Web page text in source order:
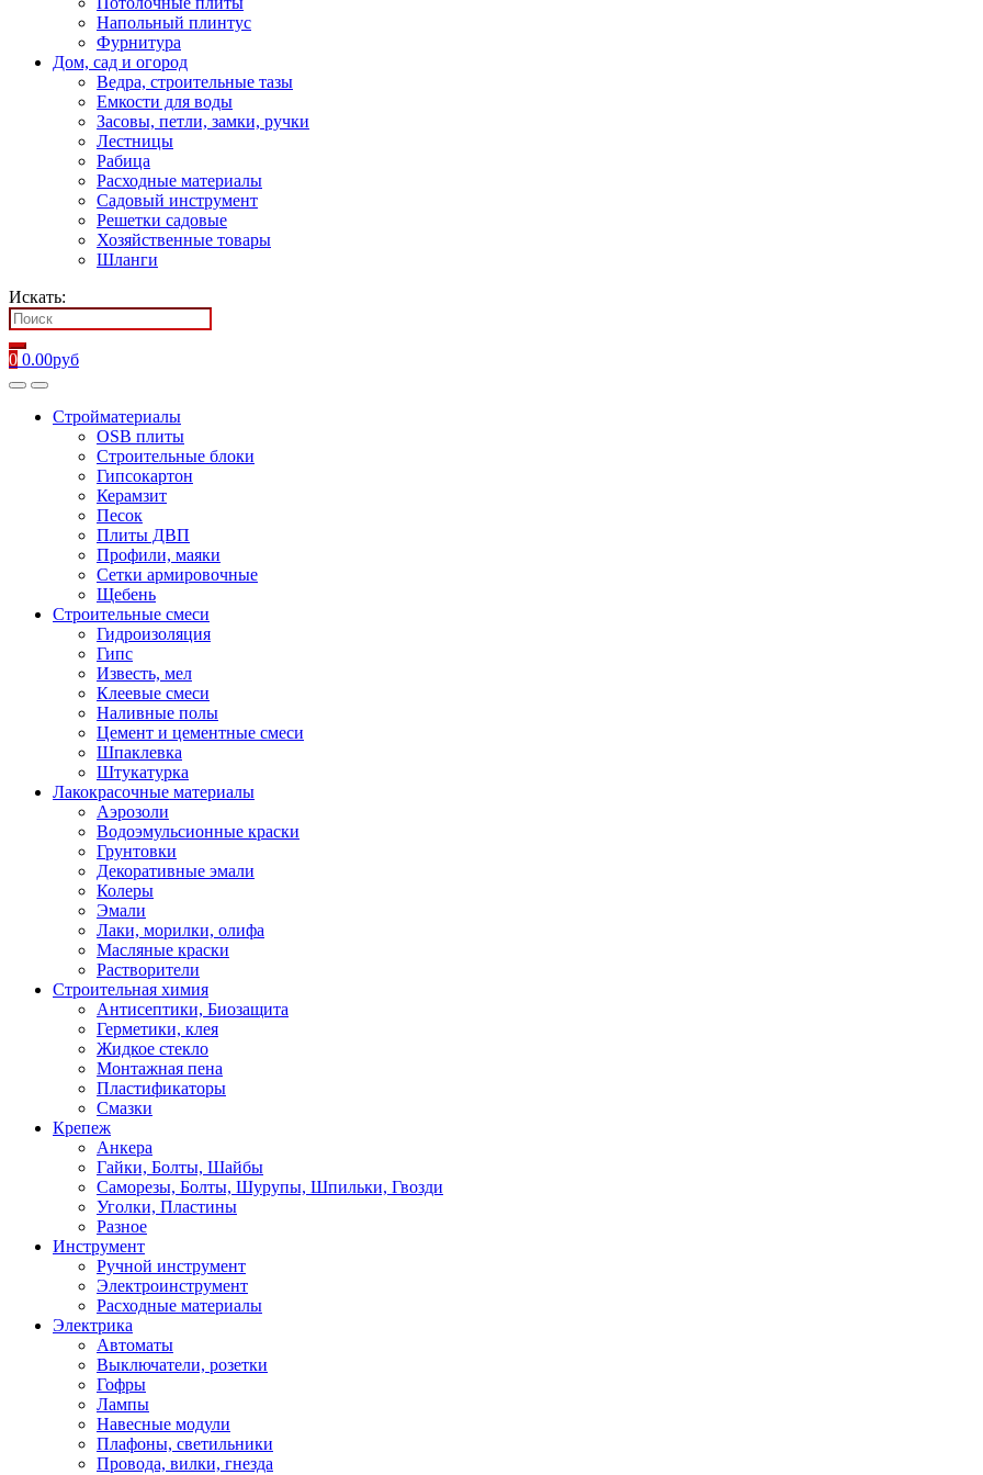
Напольный плинтус
Фурнитура
Дом, сад и огород
Ведра, строительные тазы
Емкости для воды
Засовы, петли, замки, ручки
Лестницы
Рабица
Расходные материалы
Садовый инструмент
Решетки садовые
Хозяйственные товары
Шланги
Искать:
0 0.00руб
Стройматериалы
OSB плиты
Строительные блоки
Гипсокартон
Керамзит
Песок
Плиты ДВП
Профили, маяки
Сетки армировочные
Щебень
Строительные смеси
Гидроизоляция
Гипс
Известь, мел
Клеевые смеси
Наливные полы
Цемент и цементные смеси
Шпаклевка
Штукатурка
Лакокрасочные материалы
Аэрозоли
Водоэмульсионные краски
Грунтовки
Декоративные эмали
Колеры
Эмали
Лаки, морилки, олифа
Масляные краски
Растворители
Строительная химия
Антисептики, Биозащита
Герметики, клея
Жидкое стекло
Монтажная пена
Пластификаторы
Смазки
Крепеж
Анкера
Гайки, Болты, Шайбы
Саморезы, Болты, Шурупы, Шпильки, Гвозди
Уголки, Пластины
Разное
Инструмент
Ручной инструмент
Электроинструмент
Расходные материалы
Электрика
Автоматы
Выключатели, розетки
Гофры
Лампы
Навесные модули
Плафоны, светильники
Провода, вилки, гнезда